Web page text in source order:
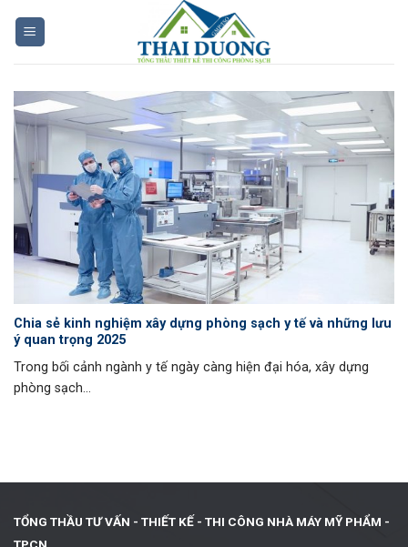
Chia sẻ kinh nghiệm xây dựng phòng sạch y tế và những lưu
ý quan trọng 2025
Trong bối cảnh ngành y tế ngày càng hiện đại hóa, xây dựng
phòng sạch...
TỔNG THẦU TƯ VẤN - THIẾT KẾ - THI CÔNG NHÀ MÁY MỸ PHẨM -